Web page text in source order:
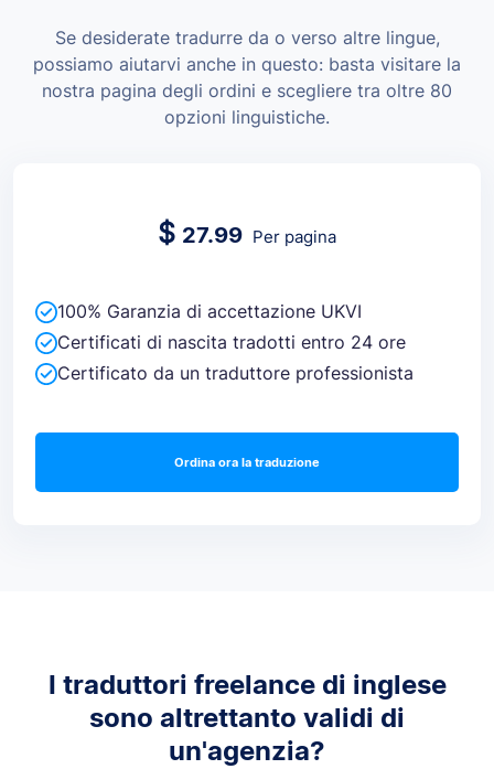
Se desiderate tradurre da o verso altre lingue,
possiamo aiutarvi anche in questo: basta visitare la
nostra pagina degli ordini e scegliere tra oltre 80
opzioni linguistiche.
$ 27.99 Per pagina
100% Garanzia di accettazione UKVI
Certificati di nascita tradotti entro 24 ore
Certificato da un traduttore professionista
Ordina ora la traduzione
I traduttori freelance di inglese
sono altrettanto validi di
un'agenzia?